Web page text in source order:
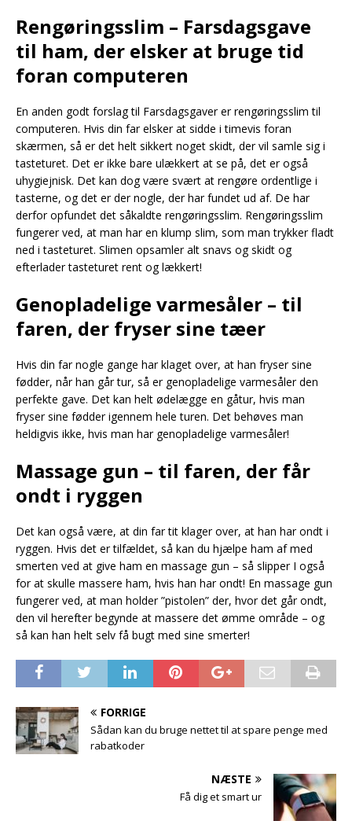
Rengøringsslim – Farsdagsgave
til ham, der elsker at bruge tid
foran computeren
En anden godt forslag til Farsdagsgaver er rengøringsslim til
computeren. Hvis din far elsker at sidde i timevis foran
skærmen, så er det helt sikkert noget skidt, der vil samle sig i
tasteturet. Det er ikke bare ulækkert at se på, det er også
uhygiejnisk. Det kan dog være svært at rengøre ordentlige i
tasterne, og det er der nogle, der har fundet ud af. De har
derfor opfundet det såkaldte rengøringsslim. Rengøringsslim
fungerer ved, at man har en klump slim, som man trykker fladt
ned i tasteturet. Slimen opsamler alt snavs og skidt og
efterlader tasteturet rent og lækkert!
Genopladelige varmesåler – til
faren, der fryser sine tæer
Hvis din far nogle gange har klaget over, at han fryser sine
fødder, når han går tur, så er genopladelige varmesåler den
perfekte gave. Det kan helt ødelægge en gåtur, hvis man
fryser sine fødder igennem hele turen. Det behøves man
heldigvis ikke, hvis man har genopladelige varmesåler!
Massage gun – til faren, der får
ondt i ryggen
Det kan også være, at din far tit klager over, at han har ondt i
ryggen. Hvis det er tilfældet, så kan du hjælpe ham af med
smerten ved at give ham en massage gun – så slipper I også
for at skulle massere ham, hvis han har ondt! En massage gun
fungerer ved, at man holder ”pistolen” der, hvor det går ondt,
den vil herefter begynde at massere det ømme område – og
så kan han helt selv få bugt med sine smerter!
FORRIGE
Sådan kan du bruge nettet til at spare penge med
rabatkoder
NÆSTE
Få dig et smart ur